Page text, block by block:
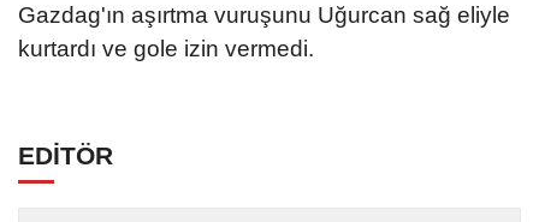
Gazdag'ın aşırtma vuruşunu Uğurcan sağ eliyle
kurtardı ve gole izin vermedi.
EDİTÖR